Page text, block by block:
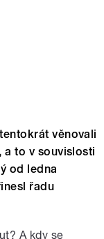
věnovali
to v souvislosti
od ledna
řadu
A kdy se